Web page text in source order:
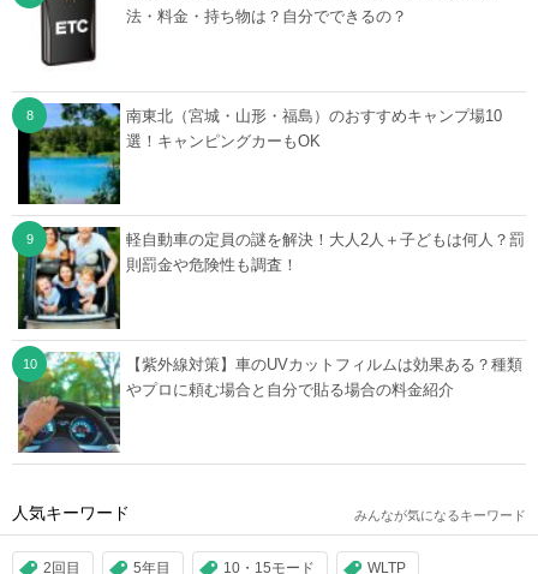
法・料金・持ち物は？自分でできるの？
南東北（宮城・山形・福島）のおすすめキャンプ場10
選！キャンピングカーもOK
軽自動車の定員の謎を解決！大人2人＋子どもは何人？罰
則罰金や危険性も調査！
【紫外線対策】車のUVカットフィルムは効果ある？種類
やプロに頼む場合と自分で貼る場合の料金紹介
人気キーワード みんなが気になるキーワード
2回目 5年目 10・15モード WLTP